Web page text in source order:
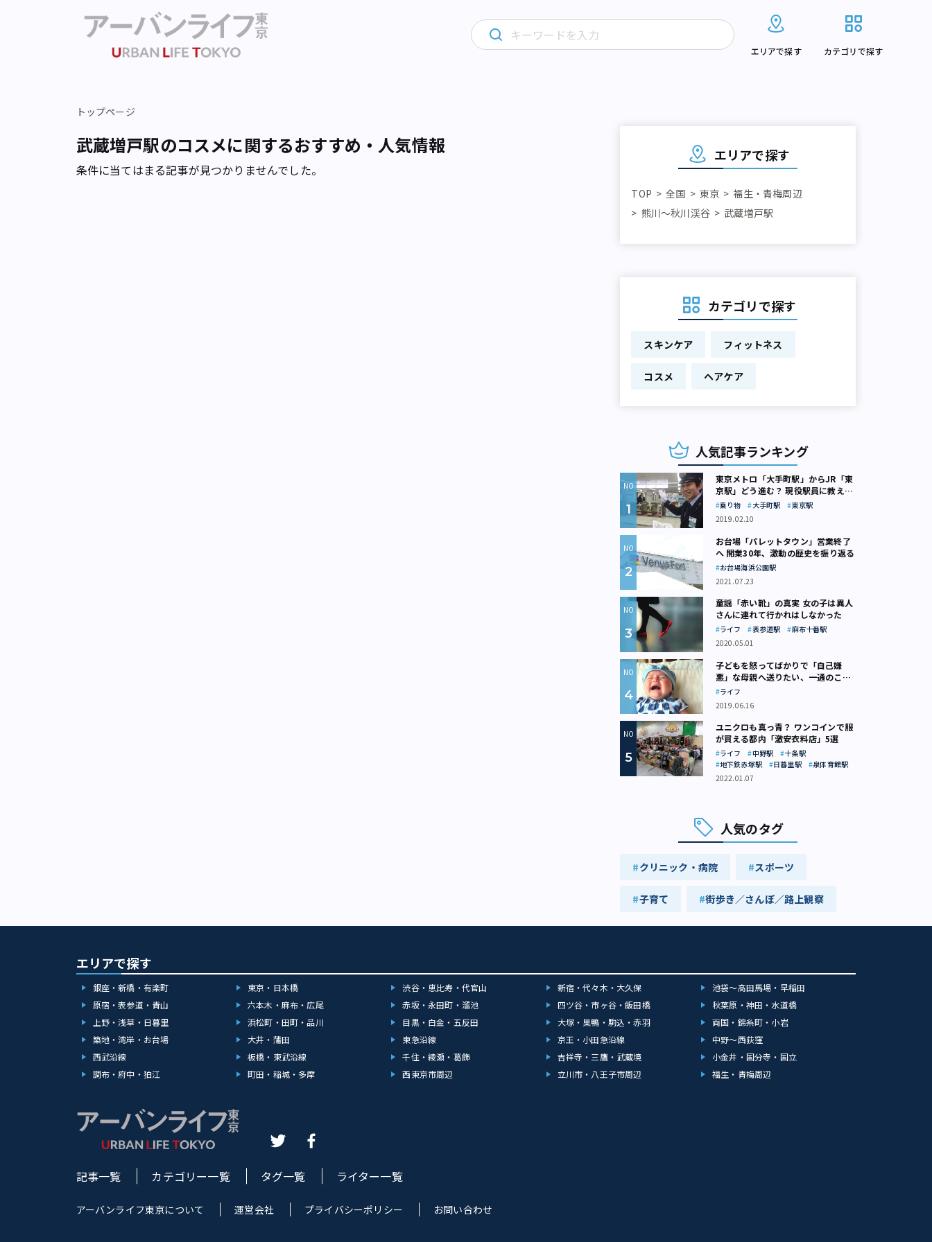
エリアで探す カテゴリで探す
トップページ
武蔵増戸駅のコスメに関するおすすめ・人気情報
条件に当てはまる記事が見つかりませんでした。
エリアで探す
TOP 全国 東京
福生・青梅周辺
熊川～秋川渓谷
武蔵増戸駅
カテゴリで探す
スキンケア フィットネス
コスメ ヘアケア
人気記事ランキング
東京メトロ「大手町駅」からJR「東
京駅」どう進む？ 現役駅員に教えて
もらいました
乗り物 大手町駅
東京駅
2019.02.10
お台場「パレットタウン」営業終了
へ 開業30年、激動の歴史を振り返る
お台場海浜公園駅
2021.07.23
童謡「赤い靴」の真実 女の子は異人
さんに連れて行かれはしなかった
ライフ 表参道駅
麻布十番駅
2020.05.01
子どもを怒ってばかりで「自己嫌
悪」な母親へ送りたい、一通のここ
ろの処方箋
ライフ
2019.06.16
ユニクロも真っ青？ ワンコインで服
が買える都内「激安衣料店」5選
ライフ 中野駅
十条駅
地下鉄赤塚駅
日暮里駅
泉体育館駅
2022.01.07
人気のタグ
クリニック・病院 スポーツ
子育て 街歩き／さんぽ／路上観察
エリアで探す
銀座・新橋・有楽町 東京・日本橋 渋谷・恵比寿・代官山 新宿・代々木・大久保
池袋～高田馬場・早稲田
原宿・表参道・青山
六本木・麻布・広尾 赤坂・永田町・溜池 四ツ谷・市ヶ谷・飯田橋
秋葉原・神田・水道橋
上野・浅草・日暮里
浜松町・田町・品川 目黒・白金・五反田 大塚・巣鴨・駒込・赤羽
両国・錦糸町・小岩
築地・湾岸・お台場
大井・蒲田 東急沿線 京王・小田急沿線
中野～西荻窪
西武沿線
板橋・東武沿線 千住・綾瀬・葛飾 吉祥寺・三鷹・武蔵境
小金井・国分寺・国立
調布・府中・狛江
町田・稲城・多摩 西東京市周辺 立川市・八王子市周辺 福生・青梅周辺
記事一覧 カテゴリー一覧 タグ一覧 ライター一覧
アーバンライフ東京について 運営会社 プライバシーポリシー お問い合わせ